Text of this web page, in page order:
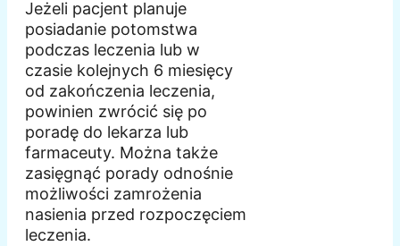
Jeżeli pacjent planuje
posiadanie potomstwa
podczas leczenia lub w
czasie kolejnych 6 miesięcy
od zakończenia leczenia,
powinien zwrócić się po
poradę do lekarza lub
farmaceuty. Można także
zasięgnąć porady odnośnie
możliwości zamrożenia
nasienia przed rozpoczęciem
leczenia.